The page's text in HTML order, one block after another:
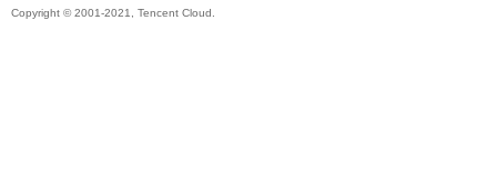
Copyright © 2001-2021, Tencent Cloud.